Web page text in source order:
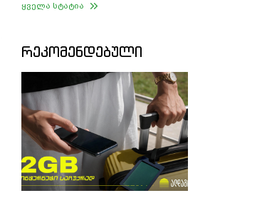
ყველა სტატია
ᲠᲔᲙᲝᲛᲔᲜᲓᲔᲑᲣᲚᲘ